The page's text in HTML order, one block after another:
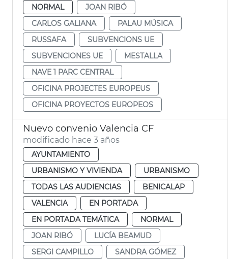
NORMAL
JOAN RIBÓ
CARLOS GALIANA
PALAU MÚSICA
RUSSAFA
SUBVENCIONS UE
SUBVENCIONES UE
MESTALLA
NAVE 1 PARC CENTRAL
OFICINA PROJECTES EUROPEUS
OFICINA PROYECTOS EUROPEOS
Nuevo convenio Valencia CF
modificado hace 3 años
AYUNTAMIENTO
URBANISMO Y VIVIENDA
URBANISMO
TODAS LAS AUDIENCIAS
BENICALAP
VALENCIA
EN PORTADA
EN PORTADA TEMÁTICA
NORMAL
JOAN RIBÓ
LUCÍA BEAMUD
SERGI CAMPILLO
SANDRA GÓMEZ